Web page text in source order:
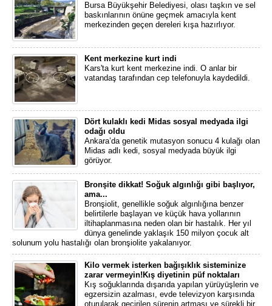
Bursa Büyükşehir Belediyesi, olası taşkın ve sel
baskınlarının önüne geçmek amacıyla kent
merkezinden geçen dereleri kışa hazırlıyor.
Kent merkezine kurt indi
Kars'ta kurt kent merkezine indi. O anlar bir
vatandaş tarafından cep telefonuyla kaydedildi.
Dört kulaklı kedi Midas sosyal medyada ilgi
odağı oldu
Ankara’da genetik mutasyon sonucu 4 kulağı olan
Midas adlı kedi, sosyal medyada büyük ilgi
görüyor.
Bronşite dikkat! Soğuk algınlığı gibi başlıyor,
ama...
Bronşiolit, genellikle soğuk algınlığına benzer
belirtilerle başlayan ve küçük hava yollarının
iltihaplanmasına neden olan bir hastalık. Her yıl
dünya genelinde yaklaşık 150 milyon çocuk alt
solunum yolu hastalığı olan bronşiolite yakalanıyor.
Kilo vermek isterken bağışıklık sisteminize
zarar vermeyin!Kış diyetinin püf noktaları
Kış soğuklarında dışarıda yapılan yürüyüşlerin ve
egzersizin azalması, evde televizyon karşısında
oturularak geçirilen sürenin artması ve sürekli bir